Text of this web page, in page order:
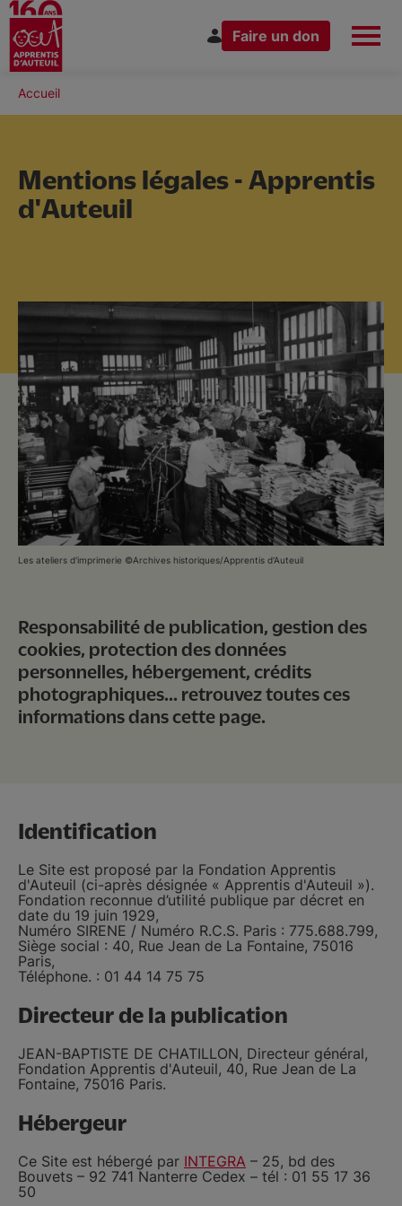
Nous connaître
Nous rejoindre
Nous soutenir
Vous accompagner
Faire un don
Fil
d'Ariane
Accueil
Mentions légales - Apprentis
d'Auteuil
Les ateliers d'imprimerie ©Archives historiques/Apprentis d'Auteuil
Responsabilité de publication, gestion des
cookies, protection des données
personnelles, hébergement, crédits
photographiques... retrouvez toutes ces
informations dans cette page.
Identification
Le Site est proposé par la Fondation Apprentis
d'Auteuil (ci-après désignée « Apprentis d'Auteuil »).
Fondation reconnue d’utilité publique par décret en
date du 19 juin 1929,
Numéro SIRENE / Numéro R.C.S. Paris : 775.688.799,
Siège social : 40, Rue Jean de La Fontaine, 75016
Paris,
Téléphone. : 01 44 14 75 75
Directeur de la publication
JEAN-BAPTISTE DE CHATILLON, Directeur général,
Fondation Apprentis d'Auteuil, 40, Rue Jean de La
Fontaine, 75016 Paris.
Hébergeur
Ce Site est hébergé par INTEGRA – 25, bd des
Bouvets – 92 741 Nanterre Cedex – tél : 01 55 17 36
50